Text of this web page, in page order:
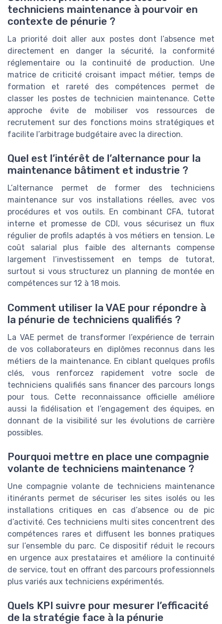
techniciens maintenance à pourvoir en
contexte de pénurie ?
La priorité doit aller aux postes dont l’absence met
directement en danger la sécurité, la conformité
réglementaire ou la continuité de production. Une
matrice de criticité croisant impact métier, temps de
formation et rareté des compétences permet de
classer les postes de technicien maintenance. Cette
approche évite de mobiliser vos ressources de
recrutement sur des fonctions moins stratégiques et
facilite l’arbitrage budgétaire avec la direction.
Quel est l’intérêt de l’alternance pour la
maintenance bâtiment et industrie ?
L’alternance permet de former des techniciens
maintenance sur vos installations réelles, avec vos
procédures et vos outils. En combinant CFA, tutorat
interne et promesse de CDI, vous sécurisez un flux
régulier de profils adaptés à vos métiers en tension. Le
coût salarial plus faible des alternants compense
largement l’investissement en temps de tutorat,
surtout si vous structurez un planning de montée en
compétences sur 12 à 18 mois.
Comment utiliser la VAE pour répondre à
la pénurie de techniciens qualifiés ?
La VAE permet de transformer l’expérience de terrain
de vos collaborateurs en diplômes reconnus dans les
métiers de la maintenance. En ciblant quelques profils
clés, vous renforcez rapidement votre socle de
techniciens qualifiés sans financer des parcours longs
pour tous. Cette reconnaissance officielle améliore
aussi la fidélisation et l’engagement des équipes, en
donnant de la visibilité sur les évolutions de carrière
possibles.
Pourquoi mettre en place une compagnie
volante de techniciens maintenance ?
Une compagnie volante de techniciens maintenance
itinérants permet de sécuriser les sites isolés ou les
installations critiques en cas d’absence ou de pic
d’activité. Ces techniciens multi sites concentrent des
compétences rares et diffusent les bonnes pratiques
sur l’ensemble du parc. Ce dispositif réduit le recours
en urgence aux prestataires et améliore la continuité
de service, tout en offrant des parcours professionnels
plus variés aux techniciens expérimentés.
Quels KPI suivre pour mesurer l’efficacité
de la stratégie face à la pénurie